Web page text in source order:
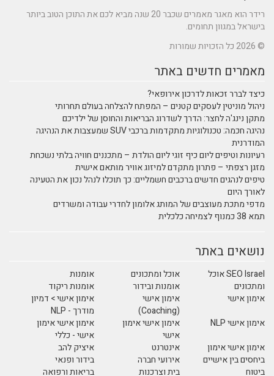
רידר הוא מאגר מאמרים שכבר 20 שנה מביא לכם את התוכן הטוב ביותר
בישראל במגוון תחומים.
© 2026 כל הזכויות שמורות
מאמרים חדשים באתר
כיצד לברר זכאות לדרכון אירופאי?
ניהול מוניטין לעסקים קטנים – המפתח להצלחה בעולם תחרותי
מתקן נינג'ה לחצר: הדרך לשדרוג הבריאות והחוסן של ילדיכם
נהיגה חכמה: טכנולוגיות מתקדמות ברכבי SUV שמעצבות את הנהיגה
המודרנית
רעיונות וטיפים ליום כיף זוגי ליום הולדת – מתכננים חוויה בלתי נשכחת
מזגן רצפתי – פתרון מתקדם למיזוג אוויר מותאם אישית
טיפים לנהגים חדשים ברכבים חשמליים: כך תוכלו לנהל נכון את הטעינה
לאורך היום
מדפי מתכת מעוצבים של המותג אלומון לחדרי עבודה ומשרדים
תמא 38 כמנוף לצמיחה כלכלית
נושאים באתר
SEO Israel אוכל
ומתכונים
אוכל ומתכונים
אומנות
אומנות ובידור
אומנות ריקוד
אימון אישי
אימון אישי
(Coaching)
אימון אישי > דמיון
מודרך - NLP
אימון אישי NLP
אימון אישי אימון
אישי
אימון אישי אימון
אישי - כללי
אימון אישי אימון
ביחסים בין אישיים
אינטרנט
איציק להב
אירועי חברה
בידור ופנאי
ביטוח
בית וצרכנות בריאות ורפואה